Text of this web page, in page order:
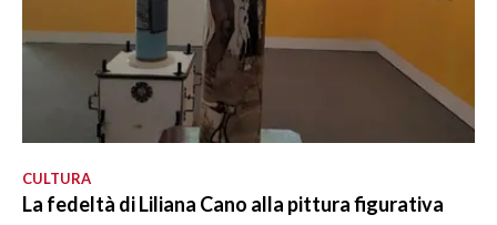
CULTURA
La fedeltà di Liliana Cano alla pittura figurativa